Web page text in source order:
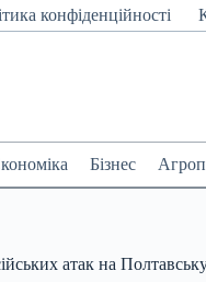
конфіденційності
Бізнес
атак на